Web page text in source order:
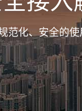
范化、安全的使